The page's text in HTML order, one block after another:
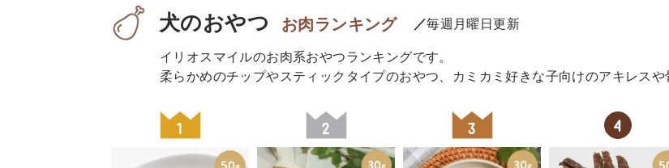
犬のおやつ お肉ランキング ／毎週月曜日更新
イリオスマイルのお肉系おやつランキングです。
柔らかめのチップやスティックタイプのおやつ、カミカミ好きな子向けのアキレスや